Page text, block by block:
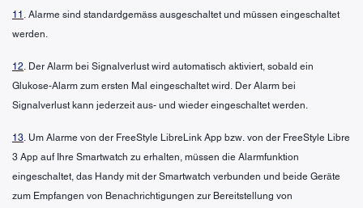
11 . Alarme sind standardgemäss ausgeschaltet und müssen eingeschaltet
werden.
12 . Der Alarm bei Signalverlust wird automatisch aktiviert, sobald ein
Glukose-Alarm zum ersten Mal eingeschaltet wird. Der Alarm bei
Signalverlust kann jederzeit aus- und wieder eingeschaltet werden.
13 . Um Alarme von der FreeStyle LibreLink App bzw. von der FreeStyle Libre
3 App auf Ihre Smartwatch zu erhalten, müssen die Alarmfunktion
eingeschaltet, das Handy mit der Smartwatch verbunden und beide Geräte
zum Empfangen von Benachrichtigungen zur Bereitstellung von